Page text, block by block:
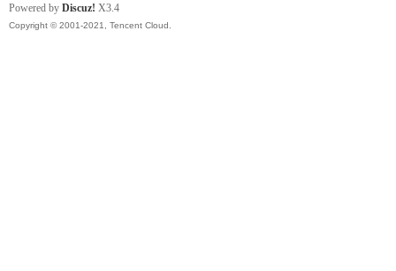
Powered by Discuz! X3.4
Copyright © 2001-2021, Tencent Cloud.